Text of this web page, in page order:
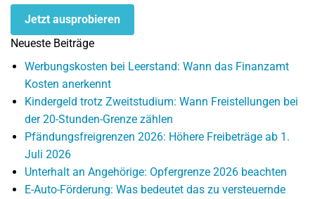
Jetzt ausprobieren
Neueste Beiträge
Werbungskosten bei Leerstand: Wann das Finanzamt
Kosten anerkennt
Kindergeld trotz Zweitstudium: Wann Freistellungen bei
der 20-Stunden-Grenze zählen
Pfändungsfreigrenzen 2026: Höhere Freibeträge ab 1.
Juli 2026
Unterhalt an Angehörige: Opfergrenze 2026 beachten
E-Auto-Förderung: Was bedeutet das zu versteuernde